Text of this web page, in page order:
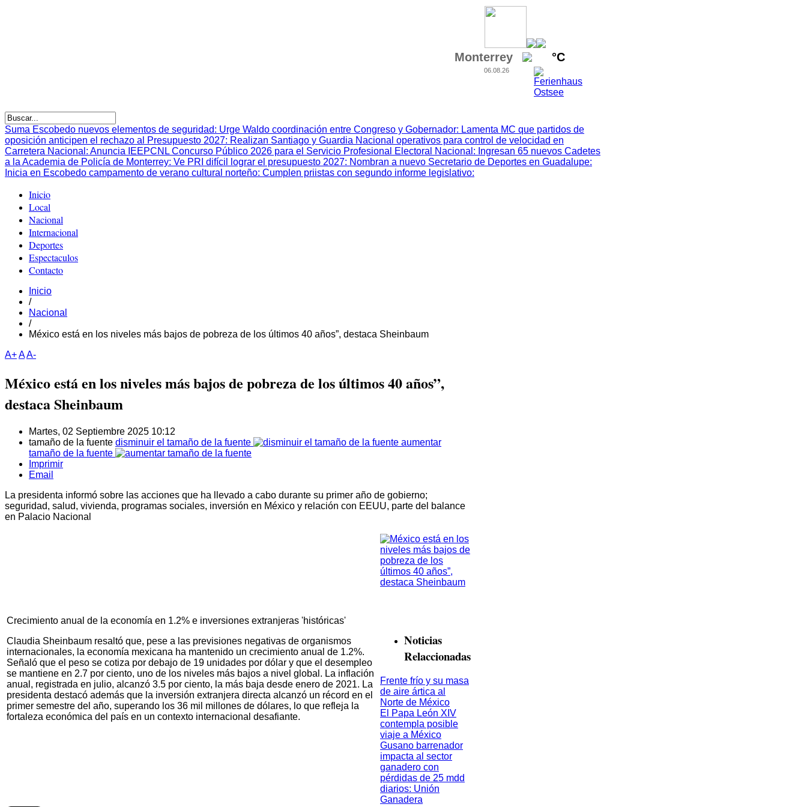
Monterrey °C
06.08.26
Suma Escobedo nuevos elementos de seguridad: Urge Waldo coordinación entre Congreso y Gobernador: Lamenta MC que partidos de
oposición anticipen el rechazo al Presupuesto 2027: Realizan Santiago y Guardia Nacional operativos para control de velocidad en
Carretera Nacional : Anuncia IEEPCNL Concurso Público 2026 para el Servicio Profesional Electoral Nacional : Ingresan 65 nuevos Cadetes
a la Academia de Policía de Monterrey: Ve PRI difícil lograr el presupuesto 2027: Nombran a nuevo Secretario de Deportes en Guadalupe:
Inicia en Escobedo campamento de verano cultural norteño: Cumplen priistas con segundo informe legislativo:
Inicio
Local
Nacional
Internacional
Deportes
Espectaculos
Contacto
Inicio
/
Nacional
/
México está en los niveles más bajos de pobreza de los últimos 40 años”, destaca Sheinbaum
A+AA-
México está en los niveles más bajos de pobreza de los últimos 40 años”,
destaca Sheinbaum
Martes, 02 Septiembre 2025 10:12
tamaño de la fuente disminuir el tamaño de la fuente
aumentar
tamaño de la fuente
Imprimir
Email
La presidenta informó sobre las acciones que ha llevado a cabo durante su primer año de gobierno;
seguridad, salud, vivienda, programas sociales, inversión en México y relación con EEUU, parte del balance
en Palacio Nacional
Crecimiento anual de la economía en 1.2% e inversiones extranjeras 'históricas'
Claudia Sheinbaum resaltó que, pese a las previsiones negativas de organismos
internacionales, la economía mexicana ha mantenido un crecimiento anual de 1.2%.
Señaló que el peso se cotiza por debajo de 19 unidades por dólar y que el desempleo
se mantiene en 2.7 por ciento, uno de los niveles más bajos a nivel global. La inflación
anual, registrada en julio, alcanzó 3.5 por ciento, la más baja desde enero de 2021. La
presidenta destacó además que la inversión extranjera directa alcanzó un récord en el
primer semestre del año, superando los 36 mil millones de dólares, lo que refleja la
fortaleza económica del país en un contexto internacional desafiante.
Noticias
Relaccionadas
Frente frío y su masa
de aire ártica al
Norte de México
El Papa León XIV
contempla posible
viaje a México
Gusano barrenador
impacta al sector
ganadero con
pérdidas de 25 mdd
diarios: Unión
Ganadera